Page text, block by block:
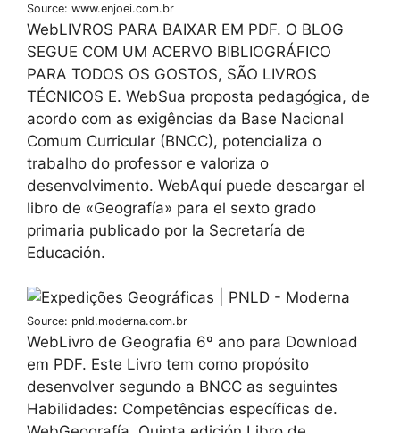
Source: www.enjoei.com.br
WebLIVROS PARA BAIXAR EM PDF. O BLOG
SEGUE COM UM ACERVO BIBLIOGRÁFICO
PARA TODOS OS GOSTOS, SÃO LIVROS
TÉCNICOS E. WebSua proposta pedagógica, de
acordo com as exigências da Base Nacional
Comum Curricular (BNCC), potencializa o
trabalho do professor e valoriza o
desenvolvimento. WebAquí puede descargar el
libro de «Geografía» para el sexto grado
primaria publicado por la Secretaría de
Educación.
Source: pnld.moderna.com.br
WebLivro de Geografia 6º ano para Download
em PDF. Este Livro tem como propósito
desenvolver segundo a BNCC as seguintes
Habilidades: Competências específicas de.